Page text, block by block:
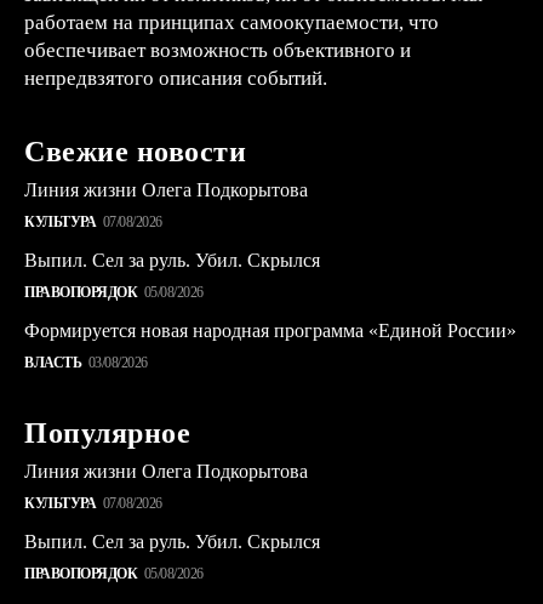
работаем на принципах самоокупаемости, что
обеспечивает возможность объективного и
непредвзятого описания событий.
Свежие новости
Линия жизни Олега Подкорытова
КУЛЬТУРА 07/08/2026
Выпил. Сел за руль. Убил. Скрылся
ПРАВОПОРЯДОК 05/08/2026
Формируется новая народная программа «Единой России»
ВЛАСТЬ 03/08/2026
Популярное
Линия жизни Олега Подкорытова
КУЛЬТУРА 07/08/2026
Выпил. Сел за руль. Убил. Скрылся
ПРАВОПОРЯДОК 05/08/2026